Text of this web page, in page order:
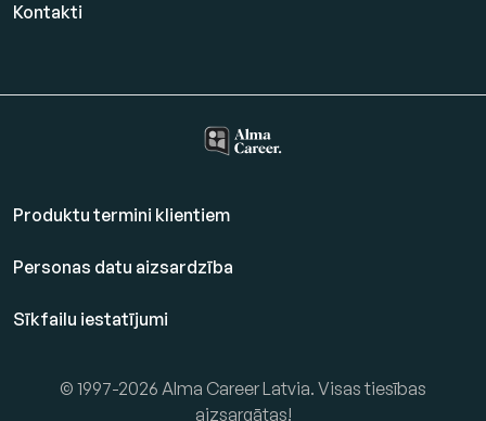
Kontakti
Produktu termini klientiem
Personas datu aizsardzība
Sīkfailu iestatījumi
© 1997-2026 Alma Career Latvia. Visas tiesības
aizsargātas!